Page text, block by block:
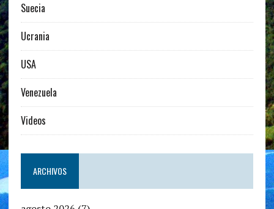
Suecia
Ucrania
USA
Venezuela
Videos
ARCHIVOS